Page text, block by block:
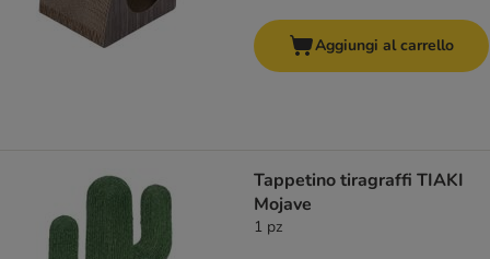
Aggiungi al carrello
Tappetino tiragraffi TIAKI
Mojave
1 pz